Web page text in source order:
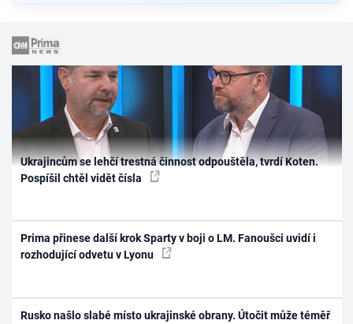
Ukrajincům se lehčí trestná činnost odpouštěla, tvrdí Koten.
Pospíšil chtěl vidět čísla
Prima přinese další krok Sparty v boji o LM. Fanoušci uvidí i
rozhodující odvetu v Lyonu
Rusko našlo slabé místo ukrajinské obrany. Útočit může téměř